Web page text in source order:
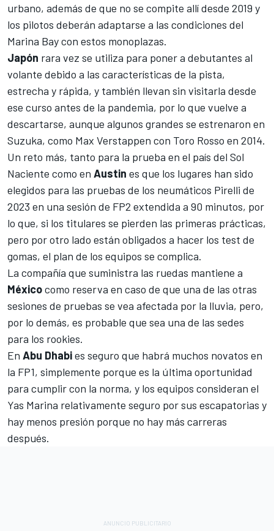
urbano, además de que no se compite allí desde 2019 y
los pilotos deberán adaptarse a las condiciones del
Marina Bay con estos monoplazas.
Japón rara vez se utiliza para poner a debutantes al
volante debido a las características de la pista,
estrecha y rápida, y también llevan sin visitarla desde
ese curso antes de la pandemia, por lo que vuelve a
descartarse, aunque algunos grandes se estrenaron en
Suzuka, como Max Verstappen con Toro Rosso en 2014.
Un reto más, tanto para la prueba en el país del Sol
Naciente como en Austin es que los lugares han sido
elegidos para las pruebas de los neumáticos Pirelli de
2023 en una sesión de FP2 extendida a 90 minutos, por
lo que, si los titulares se pierden las primeras prácticas,
pero por otro lado están obligados a hacer los test de
gomas, el plan de los equipos se complica.
La compañía que suministra las ruedas mantiene a
Méxicocomo reserva en caso de que una de las otras
sesiones de pruebas se vea afectada por la lluvia, pero,
por lo demás, es probable que sea una de las sedes
para los rookies.
En Abu Dhabies seguro que habrá muchos novatos en
la FP1, simplemente porque es la última oportunidad
para cumplir con la norma, y los equipos consideran el
Yas Marina relativamente seguro por sus escapatorias y
hay menos presión porque no hay más carreras
después.